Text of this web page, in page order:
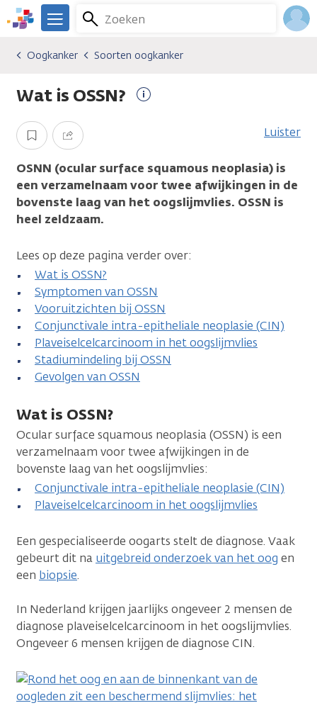
Overslaan
en
gaan
We
er
je.
Zoeken
Menu
Kankersoorten
Oogkanker
Soorten oogkanker
Oogkanker Soorten oogkanker
Wat is OSSN?
Opslaan Delen Luister
OSNN (ocular surface squamous neoplasia) is
een verzamelnaam voor twee afwijkingen in de
bovenste laag van het oogslijmvlies. OSSN is
heel zeldzaam.
Lees op deze pagina verder over:
Wat is OSSN?
Symptomen van OSSN
Vooruitzichten bij OSSN
Conjunctivale intra-epitheliale neoplasie (CIN)
Plaveiselcelcarcinoom in het oogslijmvlies
Stadiumindeling bij OSSN
Gevolgen van OSSN
Wat is OSSN?
Ocular surface squamous neoplasia (OSSN) is een
verzamelnaam voor twee afwijkingen in de
bovenste laag van het oogslijmvlies:
Conjunctivale intra-epitheliale neoplasie (CIN)
Plaveiselcelcarcinoom in het oogslijmvlies
Een gespecialiseerde oogarts stelt de diagnose. Vaak
gebeurt dit na uitgebreid onderzoek van het oog en
een biopsie.
In Nederland krijgen jaarlijks ongeveer 2 mensen de
diagnose plaveiselcelcarcinoom in het oogslijmvlies.
Ongeveer 6 mensen krijgen de diagnose CIN.